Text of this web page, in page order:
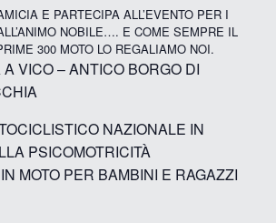
E PARTECIPA ALL’EVENTO PER I
NOBILE…. E COME SEMPRE IL
300 MOTO LO REGALIAMO NOI.
VICO – ANTICO BORGO DI
NAZIONALE IN
PSICOMOTRICITÀ
MOTO PER BAMBINI E RAGAZZI